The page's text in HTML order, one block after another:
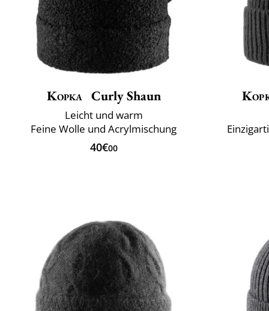
Kopka Curly Shaun
Leicht und warm
Feine Wolle und Acrylmischung
40€00